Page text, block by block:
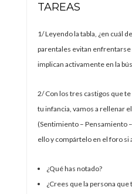
TAREAS
1/ Leyendo la tabla, ¿en cuál
parentales evitan enfrentarse
implican activamente en la
2/ Con los tres castigos que
tu infancia, vamos a rellenar el
(Sentimiento – Pensamiento
ello y compártelo en el foro si
¿Qué has notado?
¿Crees que la persona